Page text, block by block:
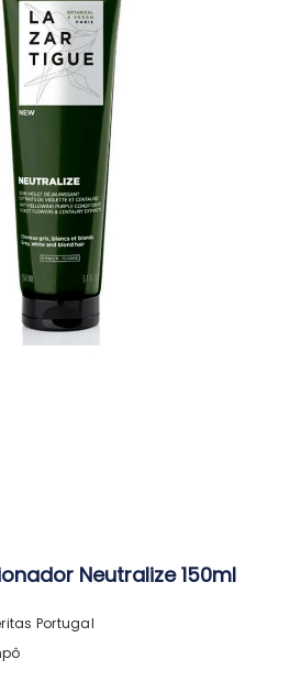
Neutralize 150ml
Portugal